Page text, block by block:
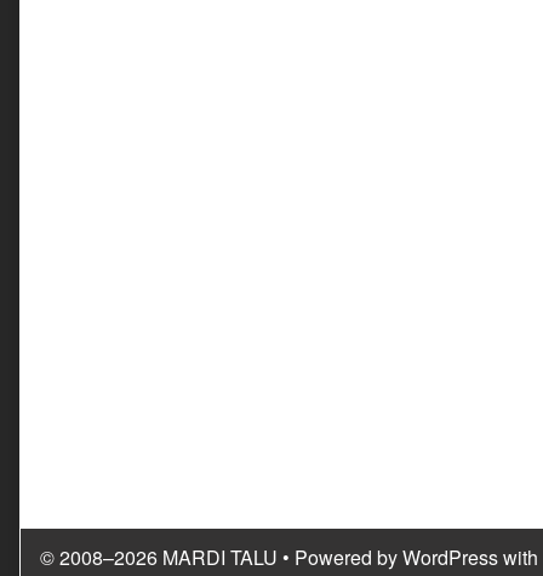
© 2008–2026 MARDI TALU • Powered byWordPresswith